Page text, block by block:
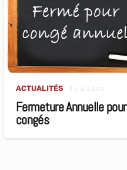
ACTUALITÉS il y a 3 ans
Fermeture Annuelle pour
congés